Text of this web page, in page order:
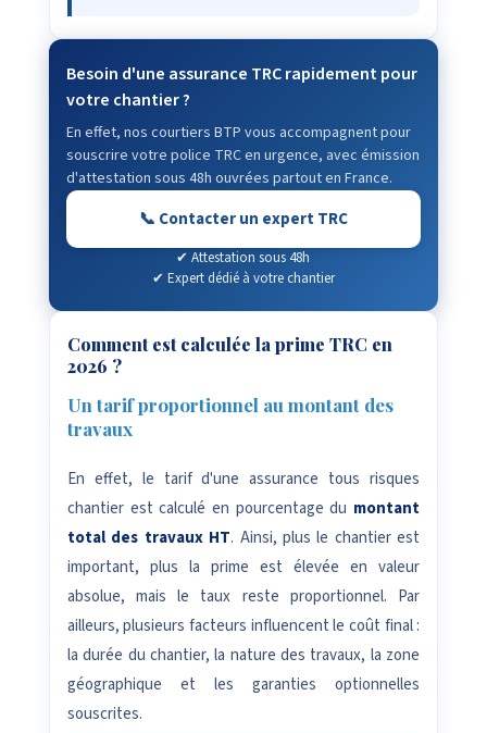
Besoin d'une assurance TRC rapidement pour
votre chantier ?
En effet, nos courtiers BTP vous accompagnent pour
souscrire votre police TRC en urgence, avec émission
d'attestation sous 48h ouvrées partout en France.
📞 Contacter un expert TRC
✔ Attestation sous 48h
✔ Expert dédié à votre chantier
Comment est calculée la prime TRC en
2026 ?
Un tarif proportionnel au montant des
travaux
En effet, le tarif d'une assurance tous risques
chantier est calculé en pourcentage du montant
total des travaux HT. Ainsi, plus le chantier est
important, plus la prime est élevée en valeur
absolue, mais le taux reste proportionnel. Par
ailleurs, plusieurs facteurs influencent le coût final :
la durée du chantier, la nature des travaux, la zone
géographique et les garanties optionnelles
souscrites.